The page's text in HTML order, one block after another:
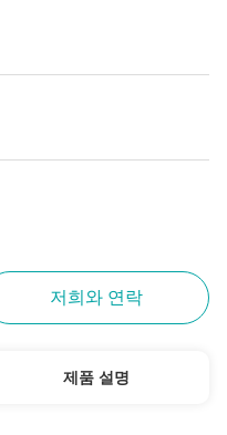
저희와 연락
제품 설명